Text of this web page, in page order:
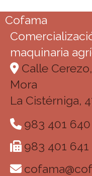
Cofama
maquinaria
Calle
Mora
La Cistérniga,
983 401 640
983 401 641
cofama